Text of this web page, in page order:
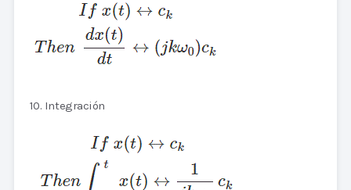
10. Integración